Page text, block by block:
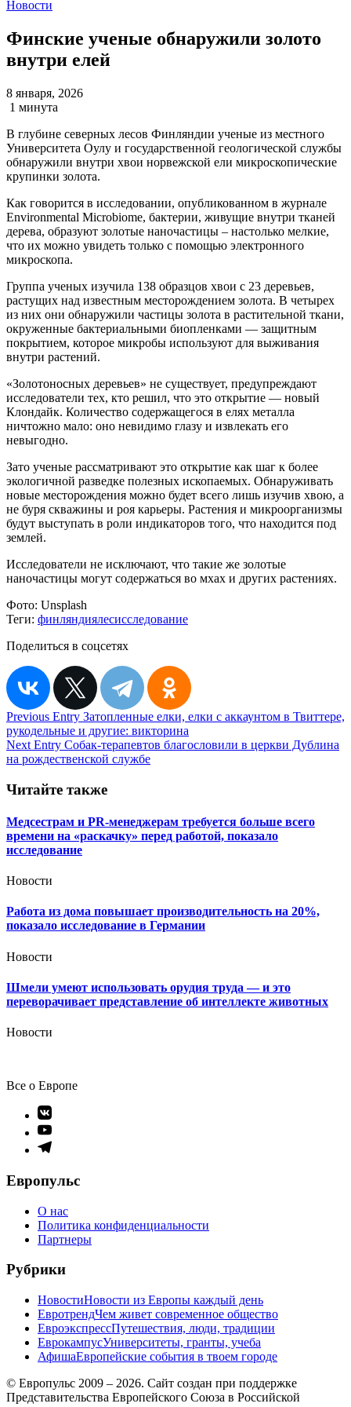
Новости
Финские ученые обнаружили золото
внутри елей
8 января, 2026
1 минута
В глубине северных лесов Финляндии ученые из местного
Университета Оулу и государственной геологической службы
обнаружили внутри хвои норвежской ели микроскопические
крупинки золота.
Как говорится в исследовании, опубликованном в журнале
Environmental Microbiome, бактерии, живущие внутри тканей
дерева, образуют золотые наночастицы – настолько мелкие,
что их можно увидеть только с помощью электронного
микроскопа.
Группа ученых изучила 138 образцов хвои с 23 деревьев,
растущих над известным месторождением золота. В четырех
из них они обнаружили частицы золота в растительной ткани,
окруженные бактериальными биопленками — защитным
покрытием, которое микробы используют для выживания
внутри растений.
«Золотоносных деревьев» не существует, предупреждают
исследователи тех, кто решил, что это открытие — новый
Клондайк. Количество содержащегося в елях металла
ничтожно мало: оно невидимо глазу и извлекать его
невыгодно.
Зато ученые рассматривают это открытие как шаг к более
экологичной разведке полезных ископаемых. Обнаруживать
новые месторождения можно будет всего лишь изучив хвою, а
не буря скважины и роя карьеры. Растения и микроорганизмы
будут выступать в роли индикаторов того, что находится под
землей.
Исследователи не исключают, что такие же золотые
наночастицы могут содержаться во мхах и других растениях.
Фото: Unsplash
Теги: финляндиялесисследование
Поделиться в соцсетях
Навигация
по
записям
Previous Entry Затопленные елки, елки с аккаунтом в Твиттере,
рукодельные и другие: викторина
Next Entry Собак-терапевтов благословили в церкви Дублина
на рождественской службе
Читайте также
Медсестрам и PR-менеджерам требуется больше всего
времени на «раскачку» перед работой, показало
исследование
Новости
Работа из дома повышает производительность на 20%,
показало исследование в Германии
Новости
Шмели умеют использовать орудия труда — и это
переворачивает представление об интеллекте животных
Новости
Все о Европе
Элемент
меню
Элемент
меню
Элемент
Европульс
О нас
Политика конфиденциальности
Партнеры
Рубрики
НовостиНовости из Европы каждый день
ЕвротрендЧем живет современное общество
ЕвроэкспрессПутешествия, люди, традиции
ЕврокампусУниверситеты, гранты, учеба
АфишаЕвропейские события в твоем городе
© Европульс 2009 – 2026. Сайт создан при поддержке
Представительства Европейского Союза в Российской